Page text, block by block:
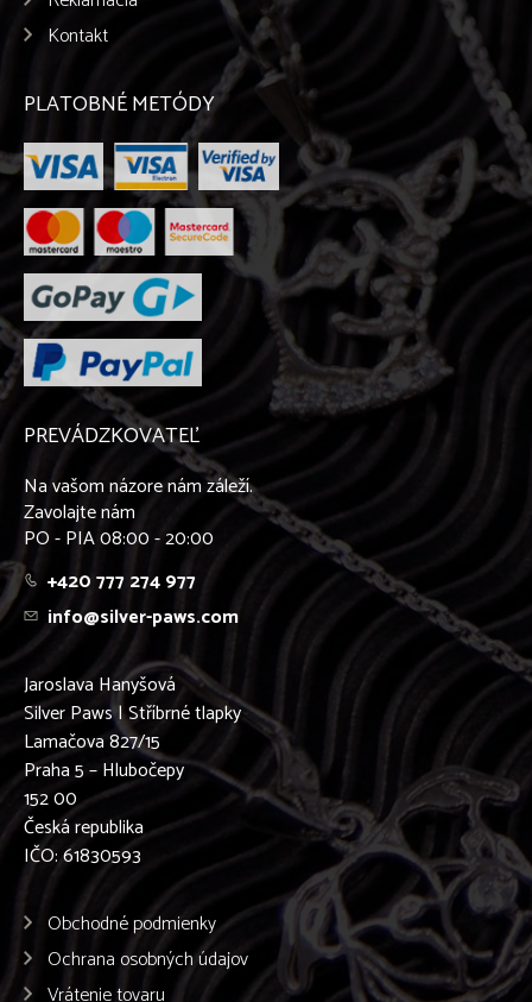
Kontakt
PLATOBNÉ METÓDY
PREVÁDZKOVATEĽ
Na vašom názore nám záleží.
Zavolajte nám
PO - PIA 08:00 - 20:00
+420 777 274 977
info@silver-paws.com
Jaroslava Hanyšová
Silver Paws | Stříbrné tlapky
Lamačova 827/15
Praha 5 – Hlubočepy
152 00
Česká republika
IČO: 61830593
Obchodné podmienky
Ochrana osobných údajov
Vrátenie tovaru